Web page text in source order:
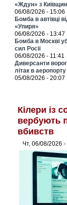
«Ждун» з
06/08/2026 - 15:06
Бомба в автівці
«Упиря»
06/08/2026 - 13:47
Бомба в Москві
сил Росії
06/08/2026 - 11:41
Диверсанти
літак в
05/08/2026 - 20:07
Кілери із
вербують
вбивств
Чт, 06/08/2026 -